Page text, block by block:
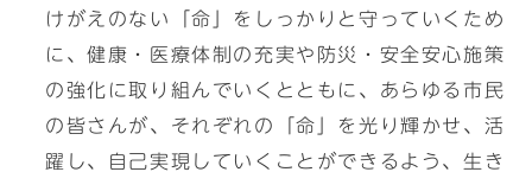
けがえのない「命」をしっかりと守っていくため
に、健康・医療体制の充実や防災・安全安心施策
の強化に取り組んでいくとともに、あらゆる市民
の皆さんが、それぞれの「命」を光り輝かせ、活
躍し、自己実現していくことができるよう、生き